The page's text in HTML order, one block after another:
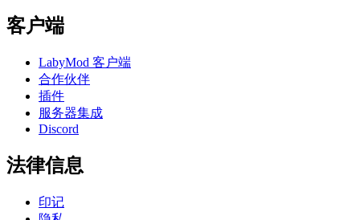
客户端
LabyMod 客户端
合作伙伴
插件
服务器集成
Discord
法律信息
印记